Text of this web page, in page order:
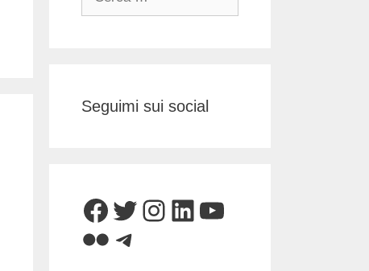
Seguimi sui social
Facebook
Twitter
Instagram
LinkedIn
YouTube
FlickrTelegram